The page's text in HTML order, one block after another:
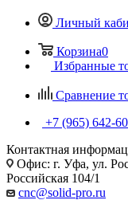
Личный
Корзина0
Избранные
Сравнение
+7 (965) 642-
Контактная
Офис: г. Уфа, ул.
Российская 104/1
cnc@solid-pro.ru